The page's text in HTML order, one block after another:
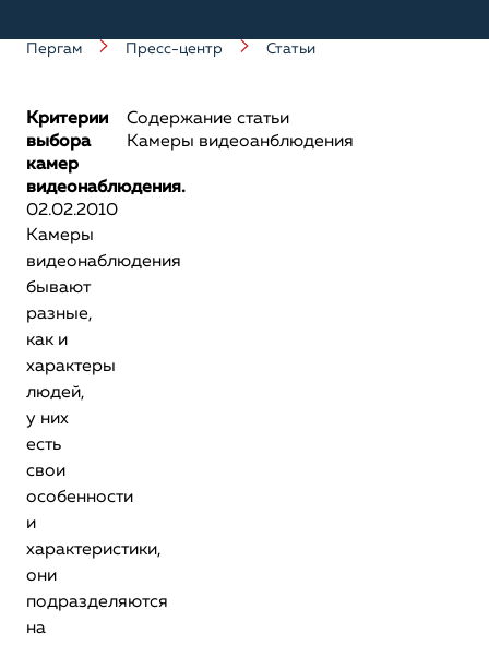
Пергам Пресс-центр Статьи
Критерии
выбора
камер
видеонаблюдения.
02.02.2010
Камеры
видеонаблюдения
бывают
разные,
как и
характеры
людей,
у них
есть
свои
особенности
и
характеристики,
они
подразделяются
на
Содержание статьи
Камеры видеоанблюдения